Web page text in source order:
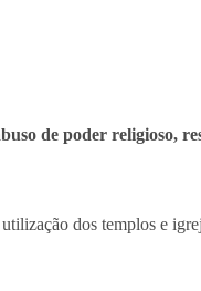
de poder religioso,
dos templos e